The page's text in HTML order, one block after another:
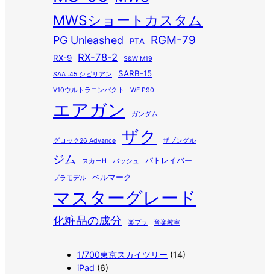
MWSショートカスタム
PG Unleashed PTA RGM-79
RX-9 RX-78-2
S&W M19
SAA .45 シビリアン
SARB-15
V10ウルトラコンパクト WE P90
エアガン ガンダム
グロック26 Advance ザク ザブングル
ジム スカーH バッシュ パトレイバー
プラモデル ベルマーク
マスターグレード
化粧品の成分 楽プラ 音楽教室
1/700東京スカイツリー (14)
iPad (6)